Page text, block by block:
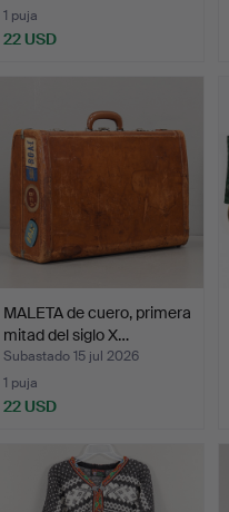
1 puja
22 USD
MALETA de cuero, primera
mitad del siglo X…
Subastado 15 jul 2026
1 puja
22 USD